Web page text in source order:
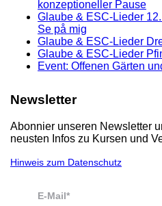
konzeptioneller Pause
Glaube & ESC-Lieder
Se på mig
Glaube & ESC-Lieder
Glaube & ESC-Lieder
Event: Offenen Gärten
Newsletter
Abonnier unseren Newsletter
neusten Infos zu Kursen und
Hinweis zum Datenschutz
E-Mail*